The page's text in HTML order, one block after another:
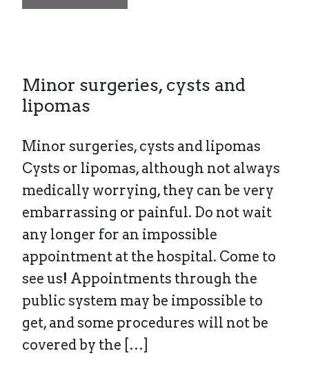
Minor surgeries, cysts and
lipomas
Minor surgeries, cysts and lipomas
Cysts or lipomas, although not always
medically worrying, they can be very
embarrassing or painful. Do not wait
any longer for an impossible
appointment at the hospital. Come to
see us! Appointments through the
public system may be impossible to
get, and some procedures will not be
covered by the […]